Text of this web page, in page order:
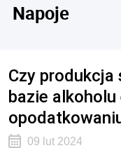
Napoje
Czy
bazie
09 lut 2024